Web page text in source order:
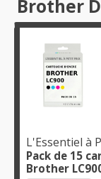
Brother
L'Essentiel à
Pack de 15
Brother